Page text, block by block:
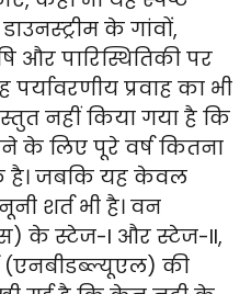
के गांवों,
पारिस्थितिकी पर
पर्यावरणीय प्रवाह का भी
नहीं किया गया है कि
के लिए पूरे वर्ष कितना
है। जबकि यह केवल
शर्त भी है। वन
के स्टेज-I और स्टेज-II,
(एनबीडब्ल्यूएल) की